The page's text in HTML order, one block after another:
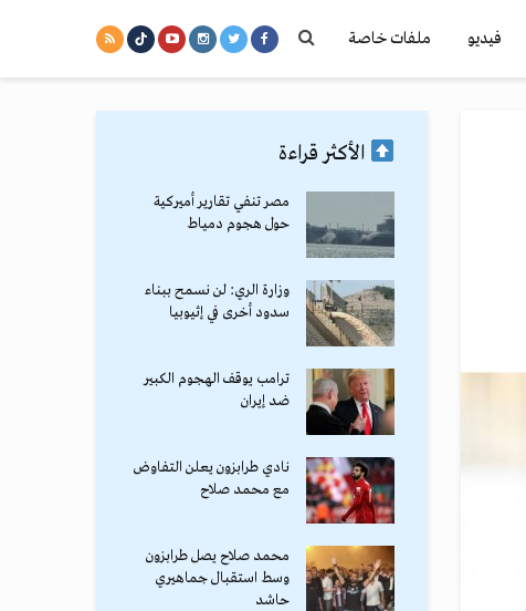
فيديو ملفات خاصة
الأكثر قراءة
مصر تنفي تقارير أميركية
حول هجوم دمياط
وزارة الري: لن نسمح ببناء
سدود أخرى في إثيوبيا
ترامب يوقف الهجوم الكبير
ضد إيران
نادي طرابزون يعلن التفاوض
مع محمد صلاح
محمد صلاح يصل طرابزون
وسط استقبال جماهيري
حاشد